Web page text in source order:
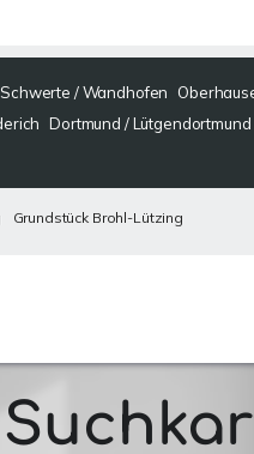
Schwerte / Wandhofen
Dortmund / Lütgendortmund
Grundstück Brohl-Lützing